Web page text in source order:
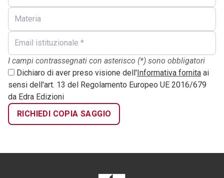
I campi contrassegnati con asterisco (*) sono obbligatori
Dichiaro di aver preso visione dell'Informativa fornita ai
sensi dell'art. 13 del Regolamento Europeo UE 2016/679
da Edra Edizioni
RICHIEDI COPIA SAGGIO